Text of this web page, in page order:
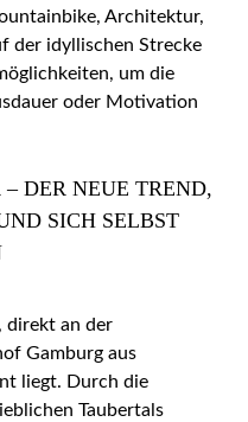
Architektur,
der idyllischen Strecke
um die
oder Motivation
DER NEUE TREND,
SICH SELBST
direkt an der
Gamburg aus
liegt. Durch die
Taubertals